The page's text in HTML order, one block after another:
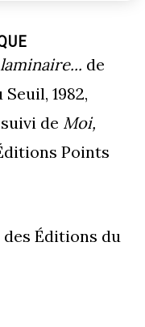
de
1982,
de Moi,
Points
Éditions du